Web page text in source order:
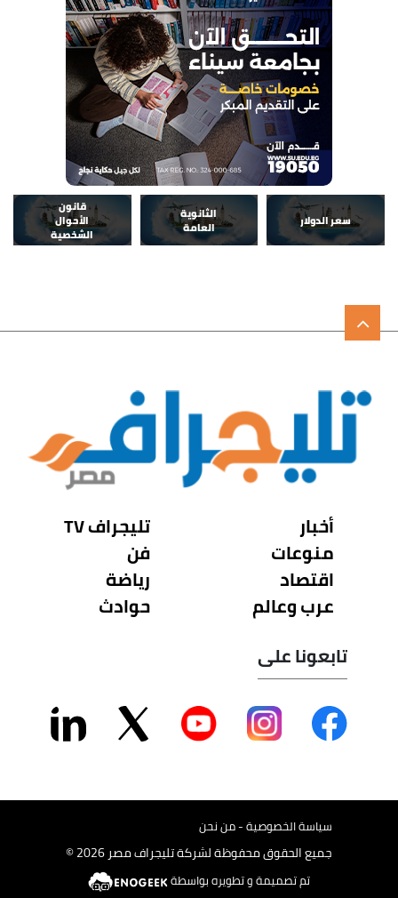
سعر الدولار
الثانوية
العامة
قانون
الأحوال
الشخصية
أخبار
منوعات
اقتصاد
عرب وعالم
تليجراف TV
فن
رياضة
حوادث
تابعونا على
سياسة الخصوصية - من نحن
جميع الحقوق محفوظة لشركة تليجراف مصر 2026 ©
تم تصميمة و تطويره بواسطة